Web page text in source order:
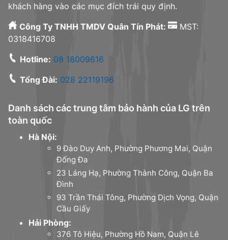
khách hàng vào các mục đích trái quy định.
Công Ty TNHH TMDV Quân Tín Phát:
MST:
0318416708
Hotline: 08 18009616
Tổng Đài: 028 22119196
Danh sách các trung tâm bảo hành của LG trên
toàn quốc
Hà Nội:
9 Đào Duy Anh, Phường Phương Mai, Quận
Đống Đa
23 Láng Hạ, Phường Thành Công, Quận Ba
Đình
93 Trần Thái Tông, Phường Dịch Vọng, Quận
Cầu Giấy
Hải Phòng:
376 Tô Hiệu, Phường Hồ Nam, Quận Lê